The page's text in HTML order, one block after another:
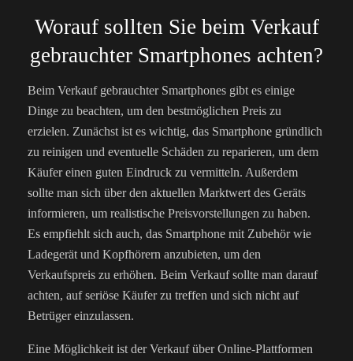
Worauf sollten Sie beim Verkauf
gebrauchter Smartphones achten?
Beim Verkauf gebrauchter Smartphones gibt es einige
Dinge zu beachten, um den bestmöglichen Preis zu
erzielen. Zunächst ist es wichtig, das Smartphone gründlich
zu reinigen und eventuelle Schäden zu reparieren, um dem
Käufer einen guten Eindruck zu vermitteln. Außerdem
sollte man sich über den aktuellen Marktwert des Geräts
informieren, um realistische Preisvorstellungen zu haben.
Es empfiehlt sich auch, das Smartphone mit Zubehör wie
Ladegerät und Kopfhörern anzubieten, um den
Verkaufspreis zu erhöhen. Beim Verkauf sollte man darauf
achten, auf seriöse Käufer zu treffen und sich nicht auf
Betrüger einzulassen.
Eine Möglichkeit ist der Verkauf über Online-Plattformen